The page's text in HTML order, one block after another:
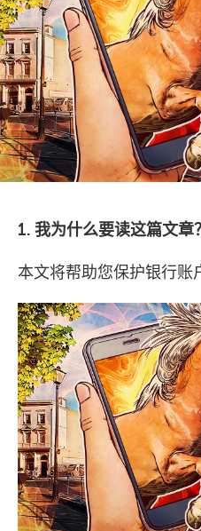
1. 我为什么要读这篇文章？
本文将帮助您保护银行账